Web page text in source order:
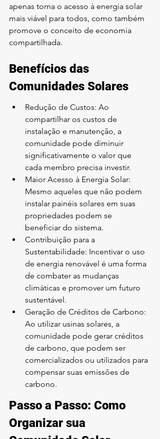
apenas torna o acesso à energia solar
mais viável para todos, como também
promove o conceito de economia
compartilhada.
Benefícios das
Comunidades Solares
Redução de Custos: Ao
compartilhar os custos de
instalação e manutenção, a
comunidade pode diminuir
significativamente o valor que
cada membro precisa investir.
Maior Acesso à Energia Solar:
Mesmo aqueles que não podem
instalar painéis solares em suas
propriedades podem se
beneficiar do sistema.
Contribuição para a
Sustentabilidade: Incentivar o uso
de energia renovável é uma forma
de combater as mudanças
climáticas e promover um futuro
sustentável.
Geração de Créditos de Carbono:
Ao utilizar usinas solares, a
comunidade pode gerar créditos
de carbono, que podem ser
comercializados ou utilizados para
compensar suas emissões de
carbono.
Passo a Passo: Como
Organizar sua